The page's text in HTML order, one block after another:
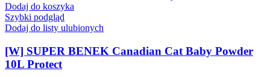
Dodaj do koszyka
Szybki podgląd
Dodaj do listy ulubionych
[W] SUPER BENEK Canadian Cat Baby Powder
10L Protect